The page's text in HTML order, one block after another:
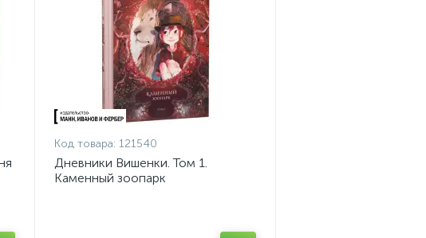
Код товара: 121540
Дневники Вишенки. Том 1.
Каменный зоопарк